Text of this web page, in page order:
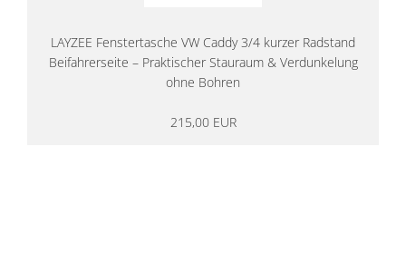
LAYZEE Fenstertasche VW Caddy 3/4 kurzer Radstand
Beifahrerseite – Praktischer Stauraum & Verdunkelung
ohne Bohren
215,00 EUR